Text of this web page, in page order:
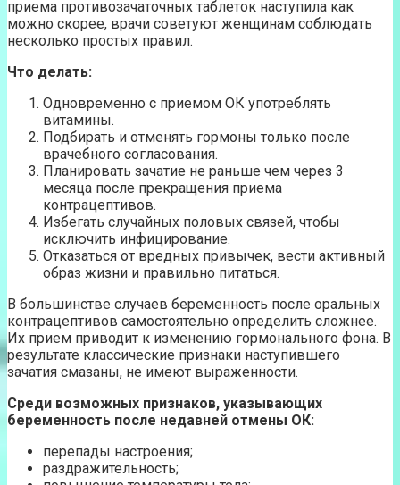
приема противозачаточных таблеток наступила как
можно скорее, врачи советуют женщинам соблюдать
несколько простых правил.
Что делать:
Одновременно с приемом ОК употреблять
витамины.
Подбирать и отменять гормоны только после
врачебного согласования.
Планировать зачатие не раньше чем через 3
месяца после прекращения приема
контрацептивов.
Избегать случайных половых связей, чтобы
исключить инфицирование.
Отказаться от вредных привычек, вести активный
образ жизни и правильно питаться.
В большинстве случаев беременность после оральных
контрацептивов самостоятельно определить сложнее.
Их прием приводит к изменению гормонального фона. В
результате классические признаки наступившего
зачатия смазаны, не имеют выраженности.
Среди возможных признаков, указывающих
беременность после недавней отмены ОК:
перепады настроения;
раздражительность;